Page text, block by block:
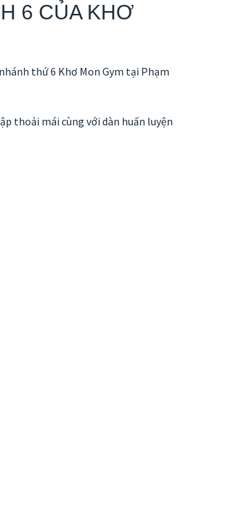
6 CỦA KHƠ
thứ 6 Khơ Mon Gym tại Phạm
thoải mái cùng với dàn huấn luyện